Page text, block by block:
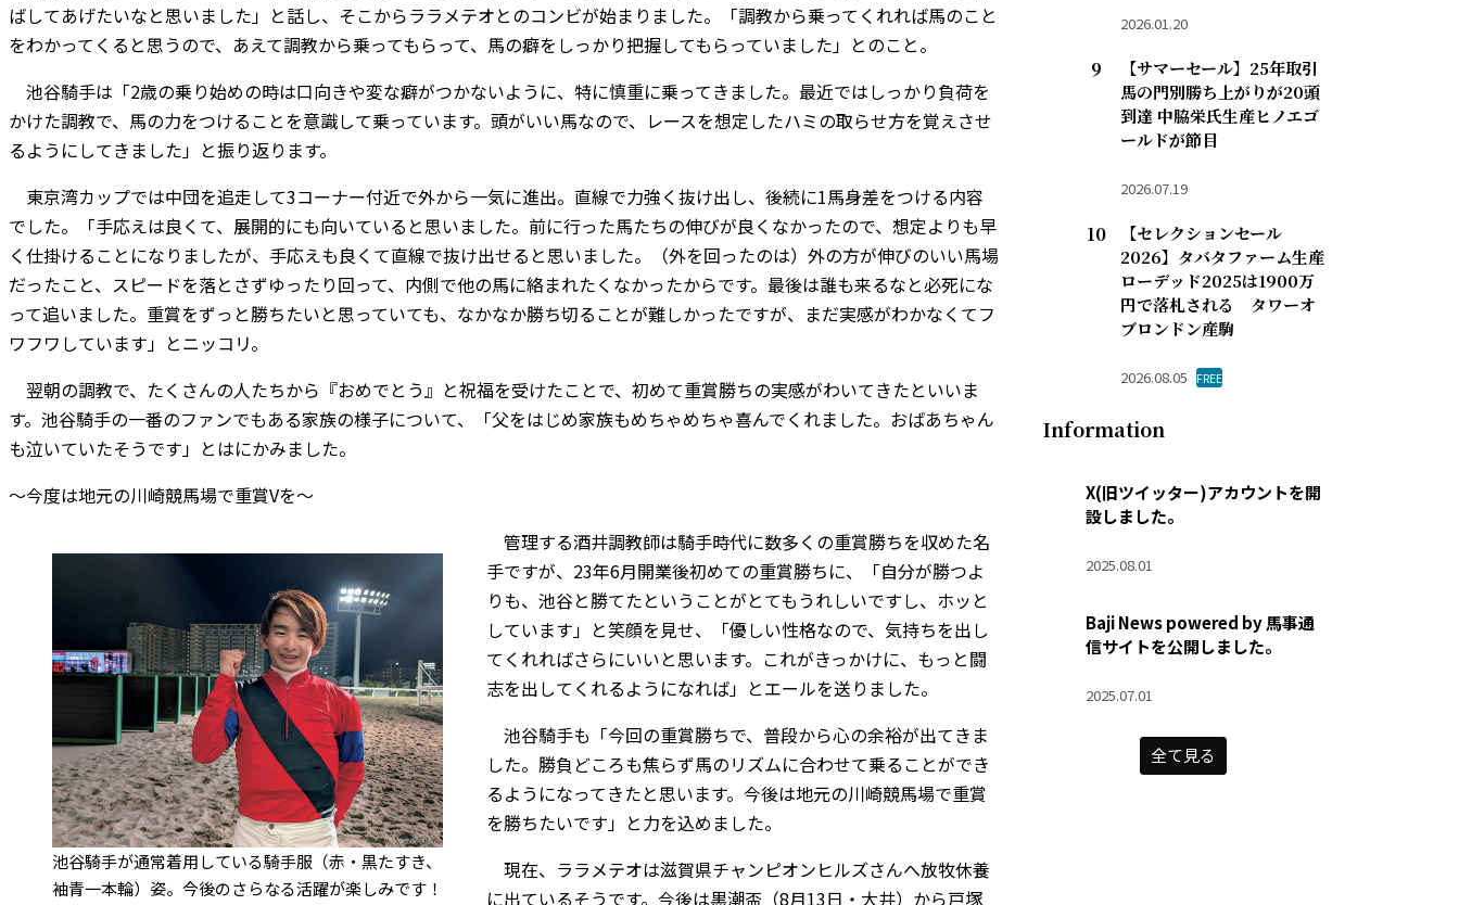
ばしてあげたいなと思いました」と話し、そこからララメテオとのコンビが始まりました。「調教から乗ってくれれば馬のこと
をわかってくると思うので、あえて調教から乗ってもらって、馬の癖をしっかり把握してもらっていました」とのこと。
池谷騎手は「2歳の乗り始めの時は口向きや変な癖がつかないように、特に慎重に乗ってきました。最近ではしっかり負荷を
かけた調教で、馬の力をつけることを意識して乗っています。頭がいい馬なので、レースを想定したハミの取らせ方を覚えさせ
るようにしてきました」と振り返ります。
東京湾カップでは中団を追走して3コーナー付近で外から一気に進出。直線で力強く抜け出し、後続に1馬身差をつける内容
でした。「手応えは良くて、展開的にも向いていると思いました。前に行った馬たちの伸びが良くなかったので、想定よりも早
く仕掛けることになりましたが、手応えも良くて直線で抜け出せると思いました。（外を回ったのは）外の方が伸びのいい馬場
だったこと、スピードを落とさずゆったり回って、内側で他の馬に絡まれたくなかったからです。最後は誰も来るなと必死にな
って追いました。重賞をずっと勝ちたいと思っていても、なかなか勝ち切ることが難しかったですが、まだ実感がわかなくてフ
ワフワしています」とニッコリ。
翌朝の調教で、たくさんの人たちから『おめでとう』と祝福を受けたことで、初めて重賞勝ちの実感がわいてきたといいま
す。池谷騎手の一番のファンでもある家族の様子について、「父をはじめ家族もめちゃめちゃ喜んでくれました。おばあちゃん
も泣いていたそうです」とはにかみました。
～今度は地元の川崎競馬場で重賞Vを～
池谷騎手が通常着用している騎手服（赤・黒たすき、
袖青一本輪）姿。今後のさらなる活躍が楽しみです！
管理する酒井調教師は騎手時代に数多くの重賞勝ちを収めた名
手ですが、23年6月開業後初めての重賞勝ちに、「自分が勝つよ
りも、池谷と勝てたということがとてもうれしいですし、ホッと
しています」と笑顔を見せ、「優しい性格なので、気持ちを出し
てくれればさらにいいと思います。これがきっかけに、もっと闘
志を出してくれるようになれば」とエールを送りました。
池谷騎手も「今回の重賞勝ちで、普段から心の余裕が出てきま
した。勝負どころも焦らず馬のリズムに合わせて乗ることができ
るようになってきたと思います。今後は地元の川崎競馬場で重賞
を勝ちたいです」と力を込めました。
現在、ララメテオは滋賀県チャンピオンヒルズさんへ放牧休養
に出ているそうです。今後は黒潮盃（8月13日・大井）から戸塚
2026.01.20
【サマーセール】25年取引
馬の門別勝ち上がりが20頭
到達 中脇栄氏生産ヒノエゴ
ールドが節目
2026.07.19
【セレクションセール
2026】タバタファーム生産
ローデッド2025は1900万
円で落札される タワーオ
ブロンドン産駒
2026.08.05 FREE
Information
X(旧ツイッター)アカウントを開
設しました。
2025.08.01
Baji News powered by 馬事通
信サイトを公開しました。
2025.07.01
全て見る